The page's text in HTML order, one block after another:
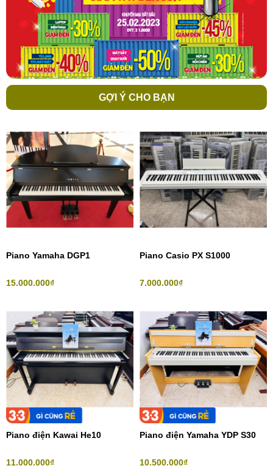
GỢI Ý CHO BẠN
Piano Yamaha DGP1
15.000.000₫
Piano Casio PX S1000
7.000.000₫
Piano điện Kawai He10
11.000.000₫
Piano điện Yamaha YDP S30
10.500.000₫